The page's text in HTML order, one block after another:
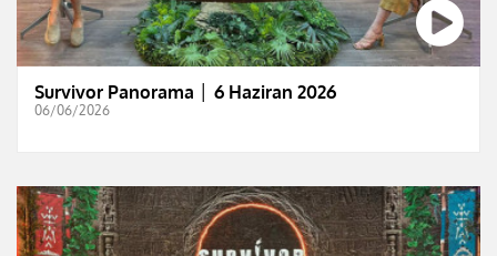
Survivor Panorama │ 6 Haziran 2026
06/06/2026